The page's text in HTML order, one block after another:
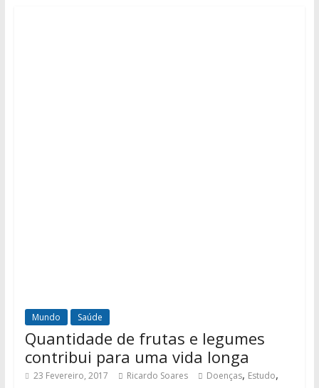
Mundo Saúde
Quantidade de frutas e legumes
contribui para uma vida longa
23 Fevereiro, 2017 Ricardo Soares Doenças, Estudo,